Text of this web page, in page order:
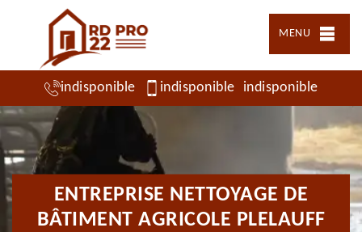
MENU
indisponible indisponible indisponible
ENTREPRISE NETTOYAGE DE
BÂTIMENT AGRICOLE PLELAUFF